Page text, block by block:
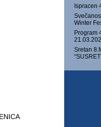
Ispracen
Winter
Program
Sretan